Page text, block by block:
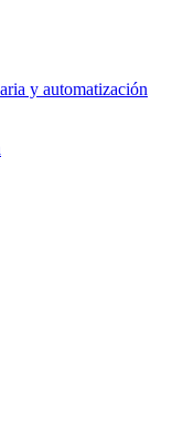
y automatización